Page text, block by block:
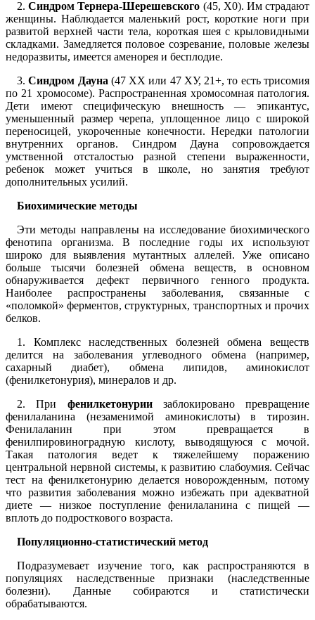
2.Синдром Тернера-Шерешевского (45, Х0). Им страдают
женщины. Наблюдается маленький рост, короткие ноги при
развитой верхней части тела, короткая шея с крыловидными
складками. Замедляется половое созревание, половые железы
недоразвиты, имеется аменорея и бесплодие.
3.Синдром Дауна (47 ХХ или 47 ХУ, 21+, то есть трисомия
по 21 хромосоме). Распространенная хромосомная патология.
Дети имеют специфическую внешность — эпикантус,
уменьшенный размер черепа, уплощенное лицо с широкой
переносицей, укороченные конечности. Нередки патологии
внутренних органов. Синдром Дауна сопровождается
умственной отсталостью разной степени выраженности,
ребенок может учиться в школе, но занятия требуют
дополнительных усилий.
Биохимические методы
Эти методы направлены на исследование биохимического
фенотипа организма. В последние годы их используют
широко для выявления мутантных аллелей. Уже описано
больше тысячи болезней обмена веществ, в основном
обнаруживается дефект первичного генного продукта.
Наиболее распространены заболевания, связанные с
«поломкой» ферментов, структурных, транспортных и прочих
белков.
1. Комплекс наследственных болезней обмена веществ
делится на заболевания углеводного обмена (например,
сахарный диабет), обмена липидов, аминокислот
(фенилкетонурия), минералов и др.
2. При фенилкетонуриизаблокировано превращение
фенилаланина (незаменимой аминокислоты) в тирозин.
Фенилаланин при этом превращается в
фенилпировиноградную кислоту, выводящуюся с мочой.
Такая патология ведет к тяжелейшему поражению
центральной нервной системы, к развитию слабоумия. Сейчас
тест на фенилкетонурию делается новорожденным, потому
что развития заболевания можно избежать при адекватной
диете — низкое поступление фенилаланина с пищей —
вплоть до подросткового возраста.
Популяционно-статистический метод
Подразумевает изучение того, как распространяются в
популяциях наследственные признаки (наследственные
болезни). Данные собираются и статистически
обрабатываются.